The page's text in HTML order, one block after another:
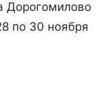
Дорогомилово
по 30 ноября